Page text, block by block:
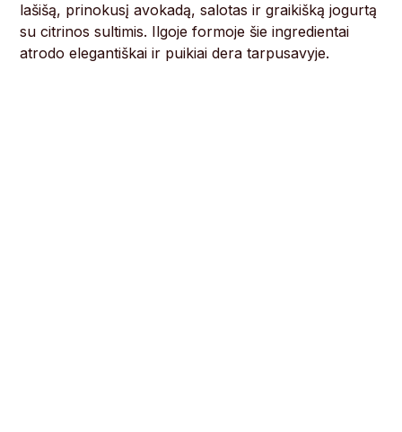
lašišą, prinokusį avokadą, salotas ir graikišką jogurtą
su citrinos sultimis. Ilgoje formoje šie ingredientai
atrodo elegantiškai ir puikiai dera tarpusavyje.